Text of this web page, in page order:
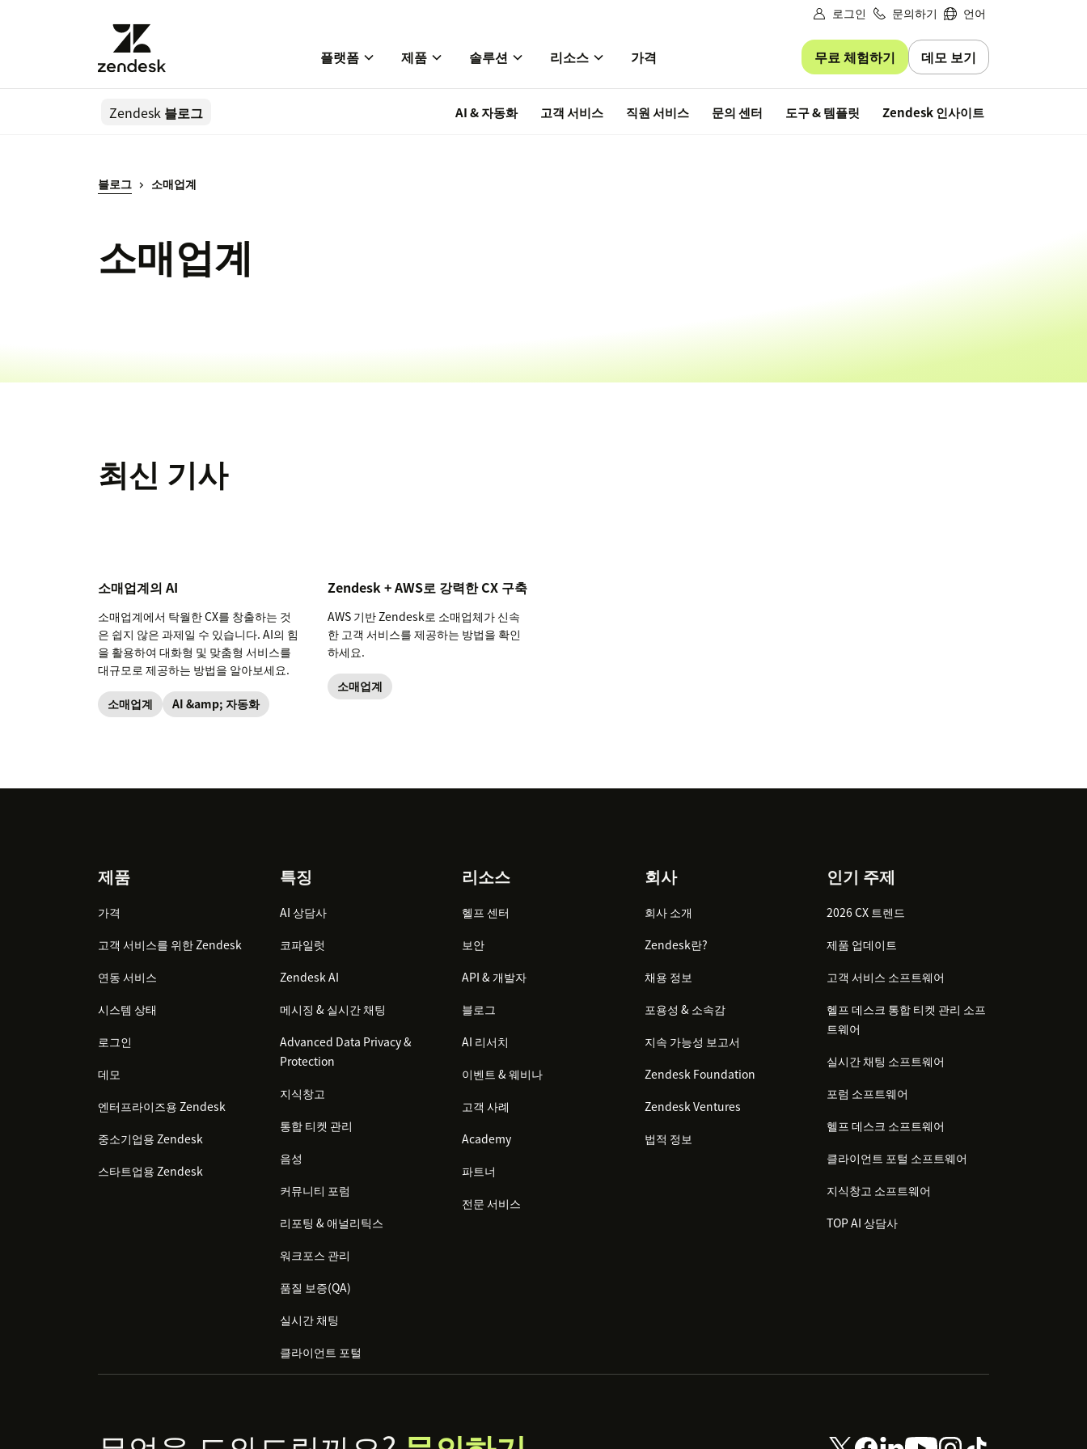
로그인 문의하기 언어
플랫폼 제품 솔루션 리소스 가격 무료 체험하기 데모 보기
Zendesk 블로그 AI & 자동화 고객 서비스 직원 서비스 문의 센터 도구 & 템플릿 Zendesk 인사이트
블로그 소매업계
소매업계
최신 기사
소매업계의 AI
소매업계에서 탁월한 CX를 창출하는 것
은 쉽지 않은 과제일 수 있습니다. AI의 힘
을 활용하여 대화형 및 맞춤형 서비스를
대규모로 제공하는 방법을 알아보세요.
소매업계 AI &amp; 자동화
Zendesk + AWS로 강력한 CX 구축
AWS 기반 Zendesk로 소매업체가 신속
한 고객 서비스를 제공하는 방법을 확인
하세요.
소매업계
제품
가격
고객 서비스를 위한 Zendesk
연동 서비스
시스템 상태
로그인
데모
엔터프라이즈용 Zendesk
중소기업용 Zendesk
스타트업용 Zendesk
특징
AI 상담사
코파일럿
Zendesk AI
메시징 & 실시간 채팅
Advanced Data Privacy &
Protection
지식창고
통합 티켓 관리
음성
커뮤니티 포럼
리포팅 & 애널리틱스
워크포스 관리
품질 보증(QA)
실시간 채팅
클라이언트 포털
리소스
헬프 센터
보안
API & 개발자
블로그
AI 리서치
이벤트 & 웨비나
고객 사례
Academy
파트너
전문 서비스
회사
회사 소개
Zendesk란?
채용 정보
포용성 & 소속감
지속 가능성 보고서
Zendesk Foundation
Zendesk Ventures
법적 정보
인기 주제
2026 CX 트렌드
제품 업데이트
고객 서비스 소프트웨어
헬프 데스크 통합 티켓 관리 소프
트웨어
실시간 채팅 소프트웨어
포럼 소프트웨어
헬프 데스크 소프트웨어
클라이언트 포털 소프트웨어
지식창고 소프트웨어
TOP AI 상담사